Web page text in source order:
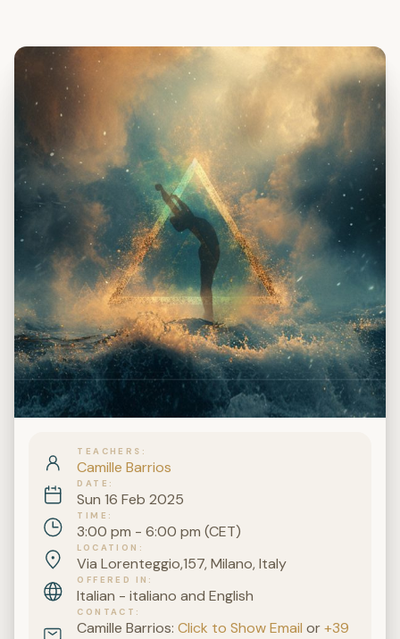
TEACHERS
Camille Barrios
DATE
Sun 16 Feb 2025
TIME
3:00 pm - 6:00 pm (CET)
LOCATION
Via Lorenteggio,157, Milano, Italy
OFFERED IN
Italian - italiano and English
CONTACT
Camille Barrios:Click to Show Email or+39